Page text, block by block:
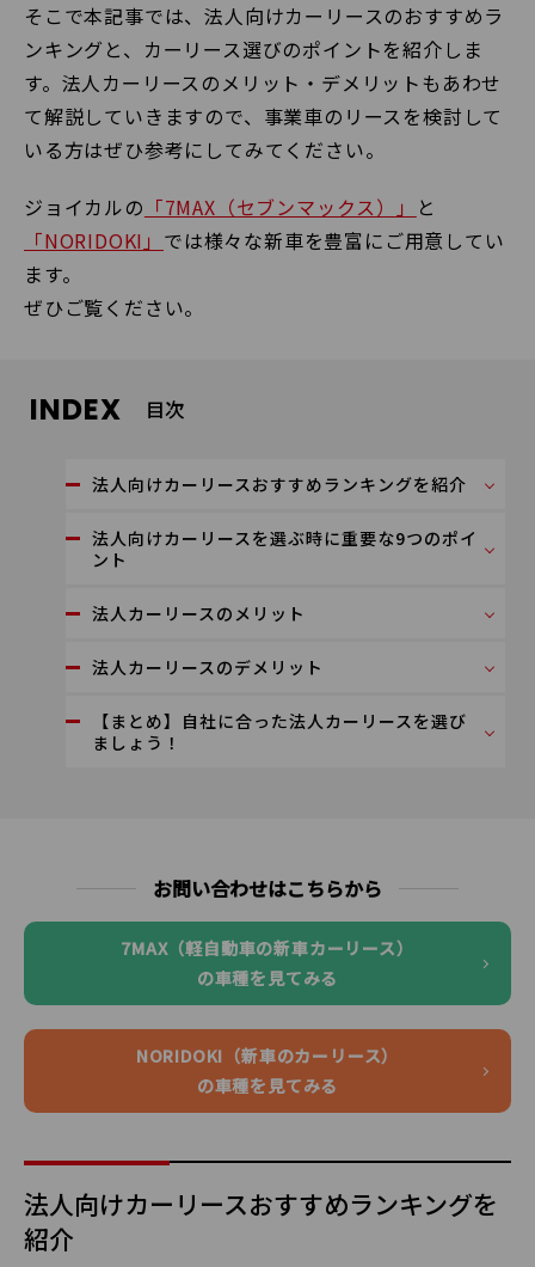
そこで本記事では、法人向けカーリースのおすすめラ
ンキングと、カーリース選びのポイントを紹介しま
す。法人カーリースのメリット・デメリットもあわせ
て解説していきますので、事業車のリースを検討して
いる方はぜひ参考にしてみてください。
ジョイカルの 「7MAX（セブンマックス）」
と
「NORIDOKI」 では様々な新車を豊富にご用意してい
ます。
ぜひご覧ください。
INDEX 目次
法人向けカーリースおすすめランキングを紹介
法人向けカーリースを選ぶ時に重要な9つのポイ
ント
法人カーリースのメリット
法人カーリースのデメリット
【まとめ】自社に合った法人カーリースを選び
ましょう！
お問い合わせはこちらから
7MAX（軽自動車の新車カーリース）
の車種を見てみる
NORIDOKI（新車のカーリース）
の車種を見てみる
法人向けカーリースおすすめランキングを
紹介